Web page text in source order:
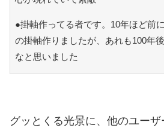
●掛軸作ってる者です。10年ほど前
の掛軸作りましたが、あれも100年
なと思いました
グッとくる光景に、他のユー